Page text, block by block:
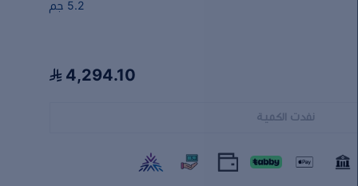
5.2 جم
4,294.10
نفدت الكمية